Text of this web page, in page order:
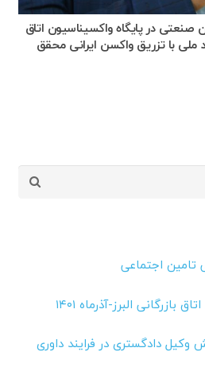
صنعتی در پایگاه واکسیناسیون اتاق
ملی با تزریق واکسن ایرانی محقق
اجتماعی
البرز-آذرماه ۱۴۰۱
دادگستری در فرایند داوری